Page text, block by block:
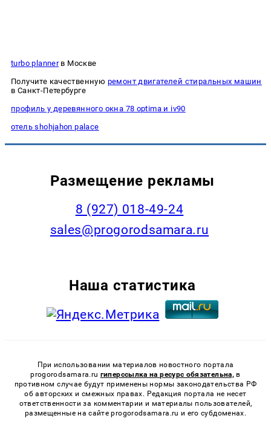
turbo plannerв Москве
Получите качественную ремонт двигателей стиральных машин
в Санкт-Петербурге
профиль у деревянного окна 78 optima и iv90
отель shohjahon palace
Размещение рекламы
8 (927) 018-49-24
sales@progorodsamara.ru
Наша статистика
При использовании материалов новостного портала
progorodsamara.ru гиперссылка на ресурс обязательна, в
противном случае будут применены нормы законодательства РФ
об авторских и смежных правах. Редакция портала не несет
ответственности за комментарии и материалы пользователей,
размещенные на сайте progorodsamara.ru и его субдоменах.